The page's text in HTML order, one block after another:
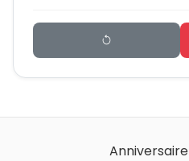
Anniversaire